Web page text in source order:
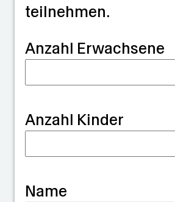
°C
teilnehmen.
Anzahl Erwachsene
Anzahl Kinder
Name
G
a
r
d
n